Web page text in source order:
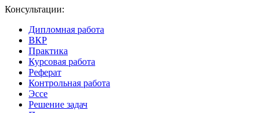
Консультации:
Дипломная работа
ВКР
Практика
Курсовая работа
Реферат
Контрольная работа
Эссе
Решение задач